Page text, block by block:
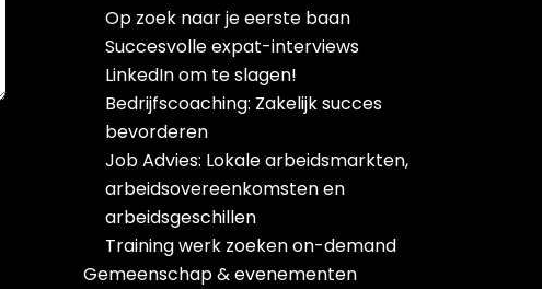
Op zoek naar je eerste baan
Succesvolle expat-interviews
LinkedIn om te slagen!
Bedrijfscoaching: Zakelijk succes
bevorderen
Job Advies: Lokale arbeidsmarkten,
arbeidsovereenkomsten en
arbeidsgeschillen
Training werk zoeken on-demand
Gemeenschap & evenementen